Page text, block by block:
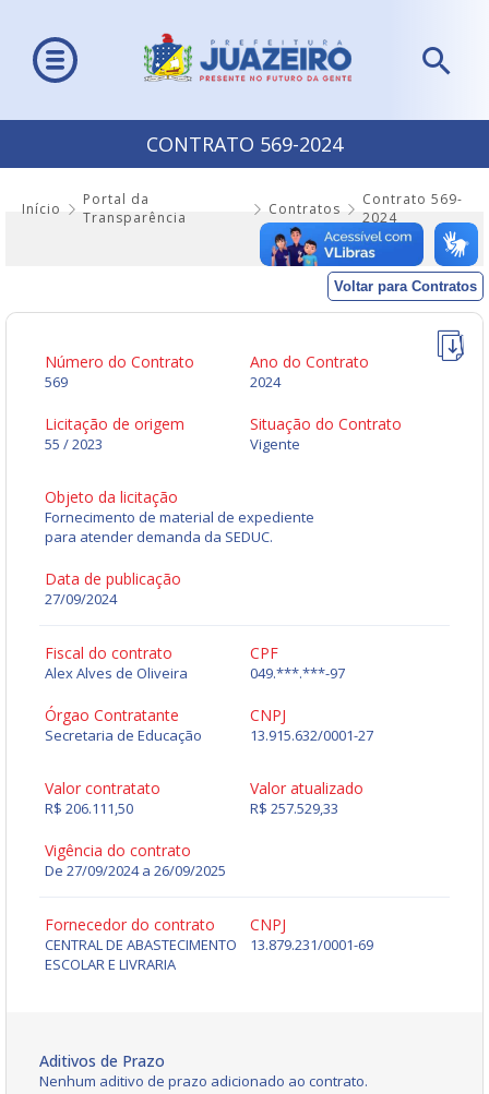
CONTRATO 569-2024
Início
Portal da
Transparência
Contratos
Contrato 569-
2024
Voltar para Contratos
Número do Contrato
569
Ano do Contrato
2024
Licitação de origem
55 / 2023
Situação do Contrato
Vigente
Objeto da licitação
Fornecimento de material de expediente
para atender demanda da SEDUC.
Data de publicação
27/09/2024
Fiscal do contrato
Alex Alves de Oliveira
CPF
049.***.***-97
Órgao Contratante
Secretaria de Educação
CNPJ
13.915.632/0001-27
Valor contratato
R$ 206.111,50
Valor atualizado
R$ 257.529,33
Vigência do contrato
De 27/09/2024 a 26/09/2025
Fornecedor do contrato
CENTRAL DE ABASTECIMENTO
ESCOLAR E LIVRARIA
CNPJ
13.879.231/0001-69
Aditivos de Prazo
Nenhum aditivo de prazo adicionado ao contrato.